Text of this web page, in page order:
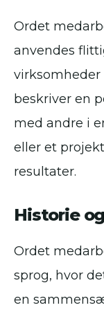
Ordet
anvendes
beskriver en
med andre i
eller et
resultater.
Historie
Ordet
sprog, hvor
en